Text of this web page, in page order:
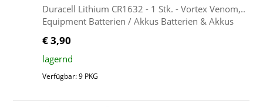
Duracell Lithium CR1632 - 1 Stk. - Vortex Venom,..
Equipment Batterien / Akkus Batterien & Akkus
€ 3,90
lagernd
Verfügbar: 9 PKG